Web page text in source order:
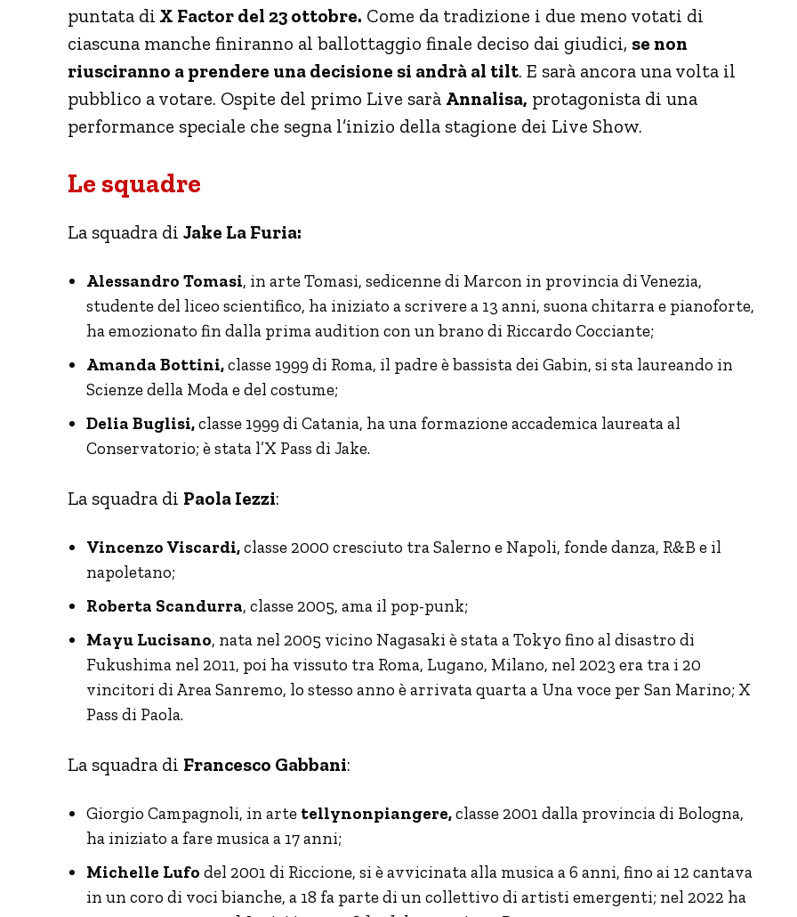
puntata di X Factor del 23 ottobre. Come da tradizione i due meno votati di
ciascuna manche finiranno al ballottaggio finale deciso dai giudici, se non
riusciranno a prendere una decisione si andrà al tilt. E sarà ancora una volta il
pubblico a votare. Ospite del primo Live sarà Annalisa, protagonista di una
performance speciale che segna l’inizio della stagione dei Live Show.
Le squadre
La squadra di Jake La Furia:
Alessandro Tomasi, in arte Tomasi, sedicenne di Marcon in provincia di Venezia,
studente del liceo scientifico, ha iniziato a scrivere a 13 anni, suona chitarra e pianoforte,
ha emozionato fin dalla prima audition con un brano di Riccardo Cocciante;
Amanda Bottini,classe 1999 di Roma, il padre è bassista dei Gabin, si sta laureando in
Scienze della Moda e del costume;
Delia Buglisi,classe 1999 di Catania, ha una formazione accademica laureata al
Conservatorio; è stata l’X Pass di Jake.
La squadra di Paola Iezzi:
Vincenzo Viscardi,classe 2000 cresciuto tra Salerno e Napoli, fonde danza, R&B e il
napoletano;
Roberta Scandurra, classe 2005, ama il pop-punk;
Mayu Lucisano, nata nel 2005 vicino Nagasaki è stata a Tokyo fino al disastro di
Fukushima nel 2011, poi ha vissuto tra Roma, Lugano, Milano, nel 2023 era tra i 20
vincitori di Area Sanremo, lo stesso anno è arrivata quarta a Una voce per San Marino; X
Pass di Paola.
La squadra di Francesco Gabbani:
Giorgio Campagnoli, in arte tellynonpiangere,classe 2001 dalla provincia di Bologna,
ha iniziato a fare musica a 17 anni;
Michelle Lufo del 2001 di Riccione, si è avvicinata alla musica a 6 anni, fino ai 12 cantava
in un coro di voci bianche, a 18 fa parte di un collettivo di artisti emergenti; nel 2022 ha